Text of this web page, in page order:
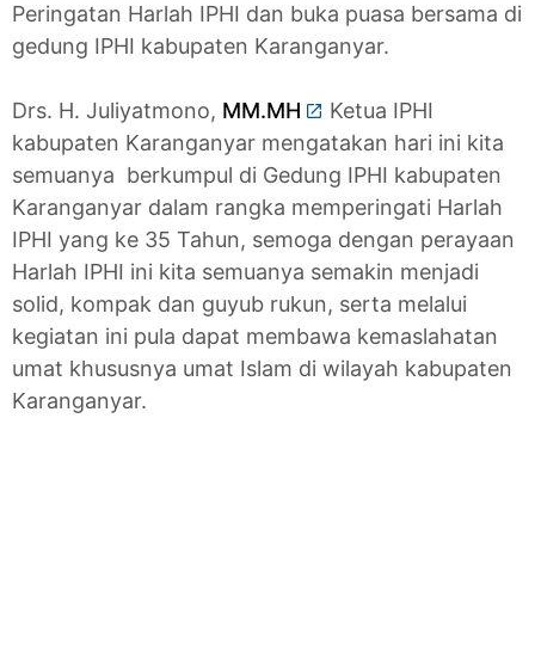
Peringatan Harlah IPHI dan buka puasa bersama di
gedung IPHI kabupaten Karanganyar.
Drs. H. Juliyatmono, MM.MH
Ketua IPHI
kabupaten Karanganyar mengatakan hari ini kita
semuanya berkumpul di Gedung IPHI kabupaten
Karanganyar dalam rangka memperingati Harlah
IPHI yang ke 35 Tahun, semoga dengan perayaan
Harlah IPHI ini kita semuanya semakin menjadi
solid, kompak dan guyub rukun, serta melalui
kegiatan ini pula dapat membawa kemaslahatan
umat khususnya umat Islam di wilayah kabupaten
Karanganyar.